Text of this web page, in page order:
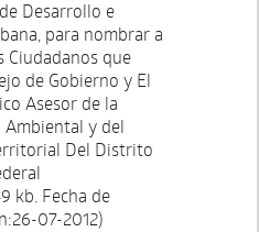
Desarrollo e
para nombrar a
Ciudadanos que
de Gobierno y El
Asesor de la
y del
Del Distrito
kb. Fecha de
07-2012)